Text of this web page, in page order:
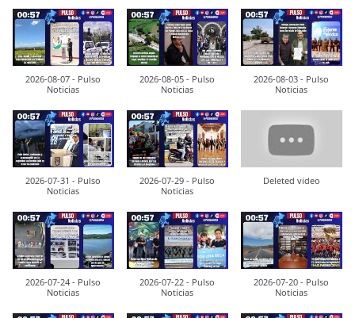
2026-08-07 - Pulso
Noticias
2026-08-05 - Pulso
Noticias
2026-08-03 - Pulso
Noticias
2026-07-31 - Pulso
Noticias
2026-07-29 - Pulso
Noticias
Deleted video
2026-07-24 - Pulso
Noticias
2026-07-22 - Pulso
Noticias
2026-07-20 - Pulso
Noticias